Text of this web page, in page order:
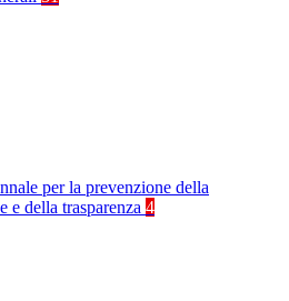
per la prevenzione della
e della trasparenza 4